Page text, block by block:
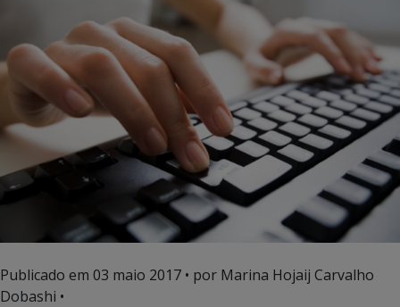
Publicado em 03 maio 2017 • por Marina Hojaij Carvalho
Dobashi •